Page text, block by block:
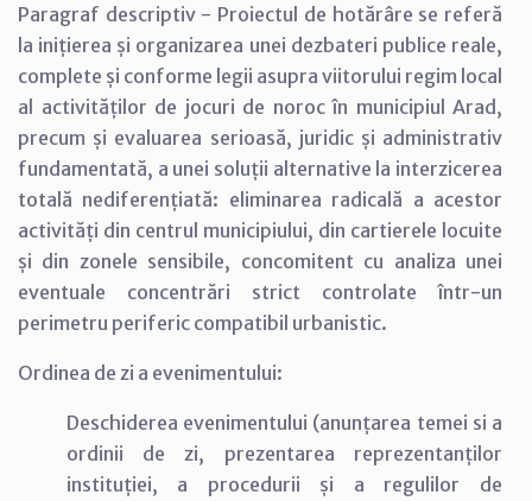
Paragraf descriptiv - Proiectul de hotărâre se referă
la inițierea și organizarea unei dezbateri publice reale,
complete și conforme legii asupra viitorului regim local
al activităților de jocuri de noroc în municipiul Arad,
precum și evaluarea serioasă, juridic și administrativ
fundamentată, a unei soluții alternative la interzicerea
totală nediferențiată: eliminarea radicală a acestor
activități din centrul municipiului, din cartierele locuite
și din zonele sensibile, concomitent cu analiza unei
eventuale concentrări strict controlate într-un
perimetru periferic compatibil urbanistic.
Ordinea de zi a evenimentului:
Deschiderea evenimentului (anunțarea temei si a
ordinii de zi, prezentarea reprezentanților
instituției, a procedurii și a regulilor de